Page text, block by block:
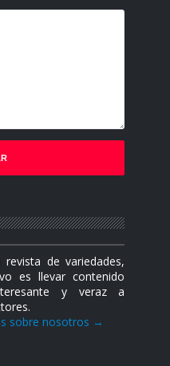
de variedades,
es llevar contenido
y veraz a
sobre nosotros →